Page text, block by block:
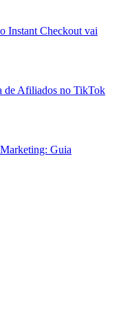
Instant Checkout vai
de Afiliados no TikTok
Guia